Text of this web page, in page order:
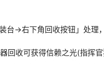
台→右下角回收按钮」处理
回收可获得信赖之光(指挥